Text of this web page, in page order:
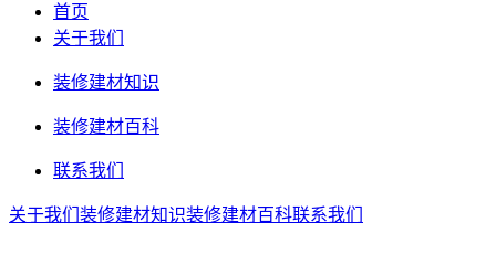
首页
关于我们
装修建材知识
装修建材百科
联系我们
关于我们 装修建材知识装修建材百科联系我们